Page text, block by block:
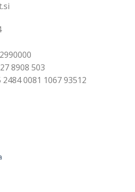
8908 503
2484 0081 1067 93512